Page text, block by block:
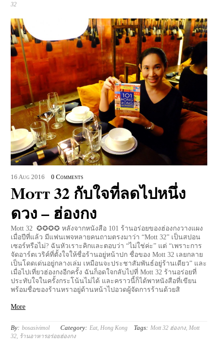
32
16 Aug 2016 0 Comments
Mott 32 กับใจที่ลดไปหนึ่ง
ดวง – ฮ่องกง
Mott 32 ✪✪✪✪ หลังจากหนังสือ 101 ร้านอร่อยของฮ่องกงวางแผง
เมื่อปีที่แล้ว มีแฟนเพจหลายคนถามตรงมาว่า “Mott 32” เป็นสปอน
เซอร์หรือไม่? ฉันหัวเราะคิกและตอบว่า “ไม่ใช่ค่ะ” แต่ “เพราะการ
จัดอาร์ตเวริค์ที่ตั้งใจให้ชื่อร้านอยู่หน้าปก ชื่อของ Mott 32 เลยกลาย
เป็นโดดเด่นอยู่กลางเล่ม เหมือนจะประชาสัมพันธ์อยู่ร้านเดียว” และ
เมื่อไปเที่ยวฮ่องกงอีกครั้ง ฉันก็อดใจกลับไปที่ Mott 32 ร้านอร่อยที่
ประทับใจในครั้งกระโน้นไม่ได้ และคราวนี้ก็ได้พาหนังสือที่เขียน
พร้อมชื่อของร้านหราอยู่ด้านหน้าไปอวดผู้จัดการร้านด้วยสิ
More
By: bosasivimol Category: Eat,Hong Kong Tags: Mott 32 ฮ่องกง, Mott
32, ร้านอาหารอร่อยฮ่องกง